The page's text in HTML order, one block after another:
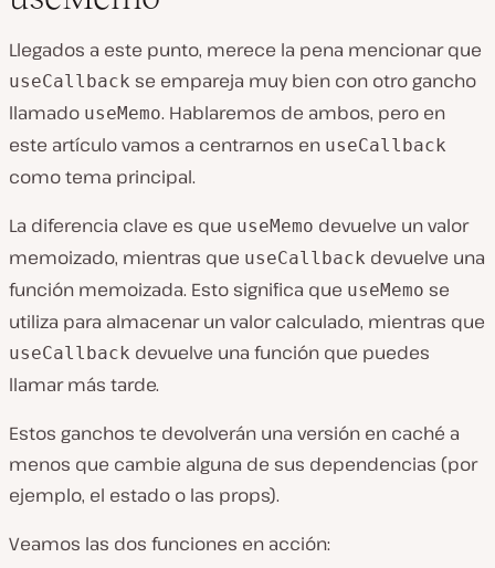
Llegados a este punto, merece la pena mencionar que
useCallback se empareja muy bien con otro gancho
llamado useMemo. Hablaremos de ambos, pero en
este artículo vamos a centrarnos en useCallback
como tema principal.
La diferencia clave es que useMemo devuelve un valor
memoizado, mientras que useCallback devuelve una
función memoizada. Esto significa que useMemo se
utiliza para almacenar un valor calculado, mientras que
useCallback devuelve una función que puedes
llamar más tarde.
Estos ganchos te devolverán una versión en caché a
menos que cambie alguna de sus dependencias (por
ejemplo, el estado o las props).
Veamos las dos funciones en acción: